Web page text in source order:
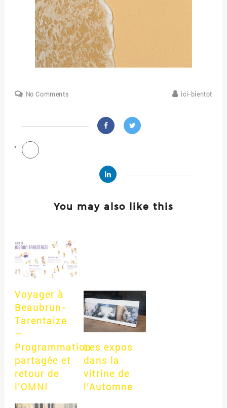
No Comments ici-bientot
You may also like this
Voyager à
Beaubrun-
Tarentaize
–
Programmation
partagée et
retour de
l’OMNI
Les expos
dans la
vitrine de
l’Automne